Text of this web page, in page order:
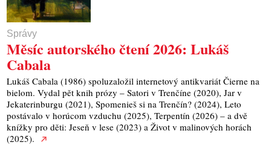
Správy
Měsíc autorského čtení 2026: Lukáš
Cabala
Lukáš Cabala (1986) spoluzaložil internetový antikvariát Čierne na
bielom. Vydal pět knih prózy – Satori v Trenčíne (2020), Jar v
Jekaterinburgu (2021), Spomenieš si na Trenčín? (2024), Leto
postávalo v horúcom vzduchu (2025), Terpentín (2026) – a dvě
knížky pro děti: Jeseň v lese (2023) a Život v malinových horách
(2025).